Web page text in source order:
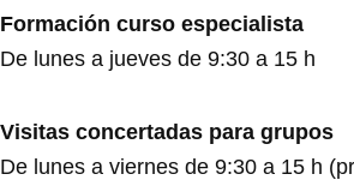
Formación curso especialista
De lunes a jueves de 9:30 a 15 h
Visitas concertadas para grupos
De lunes a viernes de 9:30 a 15 h